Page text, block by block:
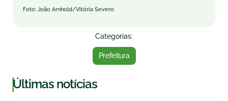
Foto: João Arnhold/Vitória Severo
Categorias:
Prefeitura
|Últimas notícias